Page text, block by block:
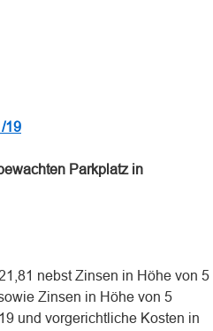
19
Parkplatz in
nebst Zinsen in Höhe von 5
Zinsen in Höhe von 5
und vorgerichtliche Kosten in